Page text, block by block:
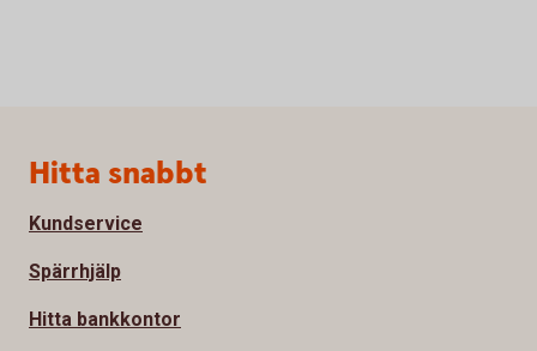
Sidfot
Hitta snabbt
Kundservice
Spärrhjälp
Hitta bankkontor